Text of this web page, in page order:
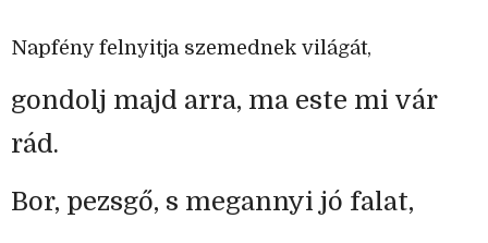
Napfény felnyitja szemednek világát,
gondolj majd arra, ma este mi vár
rád.
Bor, pezsgő, s megannyi jó falat,